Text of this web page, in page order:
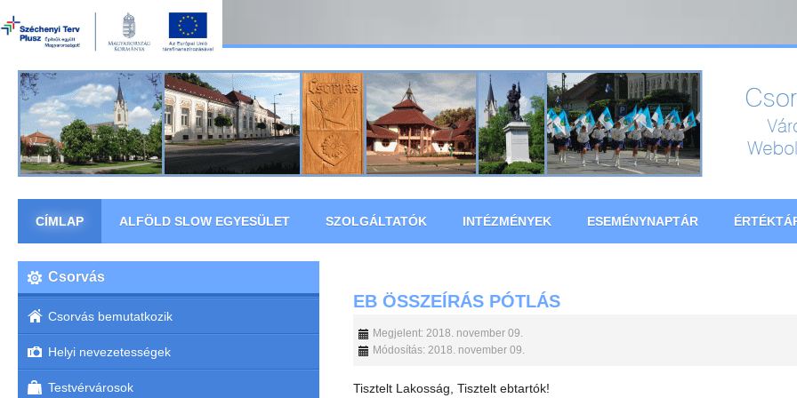
CÍMLAP ALFÖLD SLOW EGYESÜLET SZOLGÁLTATÓK INTÉZMÉNYEK ESEMÉNYNAPTÁR
EB ÖSSZEÍRÁS PÓTLÁS
Megjelent: 2018. november 09.
Módosítás: 2018. november 09.
Tisztelt Lakosság, Tisztelt ebtartók!
Csorvás
Csorvás bemutatkozik
Helyi nevezetességek
Testvérvárosok